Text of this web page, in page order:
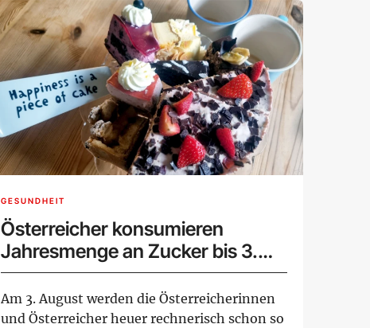
GESUNDHEIT
Österreicher konsumieren
Jahresmenge an Zucker bis 3.
August
Am 3. August werden die Österreicherinnen
und Österreicher heuer rechnerisch schon so